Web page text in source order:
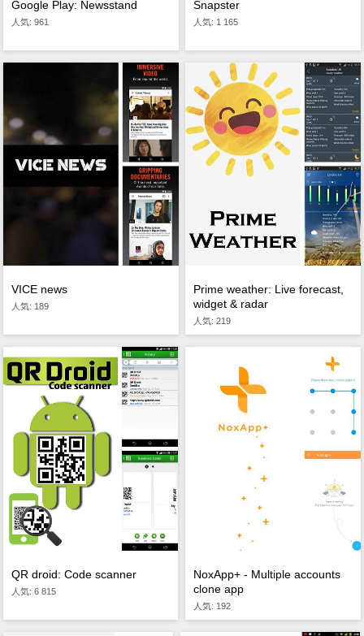
Google Play: Newsstand
人気: 961
Snapster
人気: 1 165
VICE news
人気: 189
Prime weather: Live forecast,
widget & radar
人気: 219
QR droid: Code scanner
人気: 6 815
NoxApp+ - Multiple accounts
clone app
人気: 192